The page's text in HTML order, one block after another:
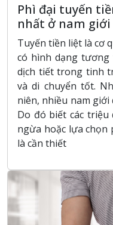
Phì đại tuyến
nhất ở nam
Tuyến tiền liệt là cơ
có hình dạng
dịch tiết trong tinh
và di chuyển tốt.
niên, nhiều nam
Do đó biết các
ngừa hoặc lựa
là cần thiết